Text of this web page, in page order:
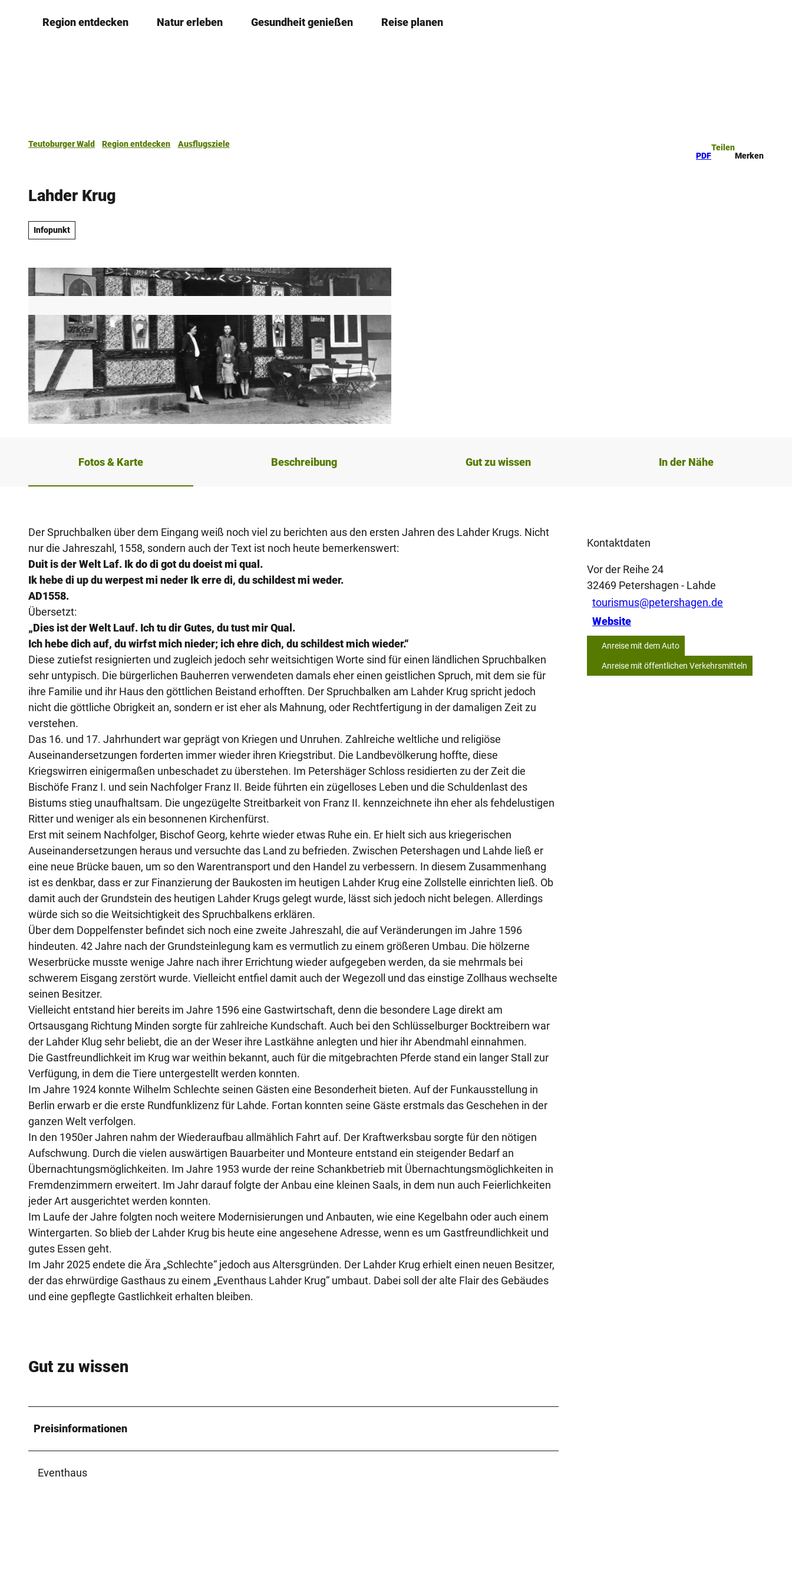
Region entdecken Natur erleben Gesundheit genießen Reise planen
Teutoburger Wald Region entdecken
Ausflugsziele
PDF
Teilen
Merken
Lahder Krug
Infopunkt
Fotos & Karte Beschreibung Gut zu wissen In der Nähe
Der Spruchbalken über dem Eingang weiß noch viel zu berichten aus den ersten Jahren des Lahder Krugs. Nicht
nur die Jahreszahl, 1558, sondern auch der Text ist noch heute bemerkenswert:
Duit is der Welt Laf. Ik do di got du doeist mi qual.
Ik hebe di up du werpest mi neder Ik erre di, du schildest mi weder.
AD1558.
Übersetzt:
„Dies ist der Welt Lauf. Ich tu dir Gutes, du tust mir Qual.
Ich hebe dich auf, du wirfst mich nieder; ich ehre dich, du schildest mich wieder.“
Diese zutiefst resignierten und zugleich jedoch sehr weitsichtigen Worte sind für einen ländlichen Spruchbalken
sehr untypisch. Die bürgerlichen Bauherren verwendeten damals eher einen geistlichen Spruch, mit dem sie für
ihre Familie und ihr Haus den göttlichen Beistand erhofften. Der Spruchbalken am Lahder Krug spricht jedoch
nicht die göttliche Obrigkeit an, sondern er ist eher als Mahnung, oder Rechtfertigung in der damaligen Zeit zu
verstehen.
Das 16. und 17. Jahrhundert war geprägt von Kriegen und Unruhen. Zahlreiche weltliche und religiöse
Auseinandersetzungen forderten immer wieder ihren Kriegstribut. Die Landbevölkerung hoffte, diese
Kriegswirren einigermaßen unbeschadet zu überstehen. Im Petershäger Schloss residierten zu der Zeit die
Bischöfe Franz I. und sein Nachfolger Franz II. Beide führten ein zügelloses Leben und die Schuldenlast des
Bistums stieg unaufhaltsam. Die ungezügelte Streitbarkeit von Franz II. kennzeichnete ihn eher als fehdelustigen
Ritter und weniger als ein besonnenen Kirchenfürst.
Erst mit seinem Nachfolger, Bischof Georg, kehrte wieder etwas Ruhe ein. Er hielt sich aus kriegerischen
Auseinandersetzungen heraus und versuchte das Land zu befrieden. Zwischen Petershagen und Lahde ließ er
eine neue Brücke bauen, um so den Warentransport und den Handel zu verbessern. In diesem Zusammenhang
ist es denkbar, dass er zur Finanzierung der Baukosten im heutigen Lahder Krug eine Zollstelle einrichten ließ. Ob
damit auch der Grundstein des heutigen Lahder Krugs gelegt wurde, lässt sich jedoch nicht belegen. Allerdings
würde sich so die Weitsichtigkeit des Spruchbalkens erklären.
Über dem Doppelfenster befindet sich noch eine zweite Jahreszahl, die auf Veränderungen im Jahre 1596
hindeuten. 42 Jahre nach der Grundsteinlegung kam es vermutlich zu einem größeren Umbau. Die hölzerne
Weserbrücke musste wenige Jahre nach ihrer Errichtung wieder aufgegeben werden, da sie mehrmals bei
schwerem Eisgang zerstört wurde. Vielleicht entfiel damit auch der Wegezoll und das einstige Zollhaus wechselte
seinen Besitzer.
Vielleicht entstand hier bereits im Jahre 1596 eine Gastwirtschaft, denn die besondere Lage direkt am
Ortsausgang Richtung Minden sorgte für zahlreiche Kundschaft. Auch bei den Schlüsselburger Bocktreibern war
der Lahder Klug sehr beliebt, die an der Weser ihre Lastkähne anlegten und hier ihr Abendmahl einnahmen.
Die Gastfreundlichkeit im Krug war weithin bekannt, auch für die mitgebrachten Pferde stand ein langer Stall zur
Verfügung, in dem die Tiere untergestellt werden konnten.
Im Jahre 1924 konnte Wilhelm Schlechte seinen Gästen eine Besonderheit bieten. Auf der Funkausstellung in
Berlin erwarb er die erste Rundfunklizenz für Lahde. Fortan konnten seine Gäste erstmals das Geschehen in der
ganzen Welt verfolgen.
In den 1950er Jahren nahm der Wiederaufbau allmählich Fahrt auf. Der Kraftwerksbau sorgte für den nötigen
Aufschwung. Durch die vielen auswärtigen Bauarbeiter und Monteure entstand ein steigender Bedarf an
Übernachtungsmöglichkeiten. Im Jahre 1953 wurde der reine Schankbetrieb mit Übernachtungsmöglichkeiten in
Fremdenzimmern erweitert. Im Jahr darauf folgte der Anbau eine kleinen Saals, in dem nun auch Feierlichkeiten
jeder Art ausgerichtet werden konnten.
Im Laufe der Jahre folgten noch weitere Modernisierungen und Anbauten, wie eine Kegelbahn oder auch einem
Wintergarten. So blieb der Lahder Krug bis heute eine angesehene Adresse, wenn es um Gastfreundlichkeit und
gutes Essen geht.
Im Jahr 2025 endete die Ära „Schlechte“ jedoch aus Altersgründen. Der Lahder Krug erhielt einen neuen Besitzer,
der das ehrwürdige Gasthaus zu einem „Eventhaus Lahder Krug“ umbaut. Dabei soll der alte Flair des Gebäudes
und eine gepflegte Gastlichkeit erhalten bleiben.
Gut zu wissen
Preisinformationen
Eventhaus
Kontaktdaten
Vor der Reihe 24
32469 Petershagen - Lahde
tourismus@petershagen.de
Website
Anreise mit dem Auto
Anreise mit öffentlichen Verkehrsmitteln